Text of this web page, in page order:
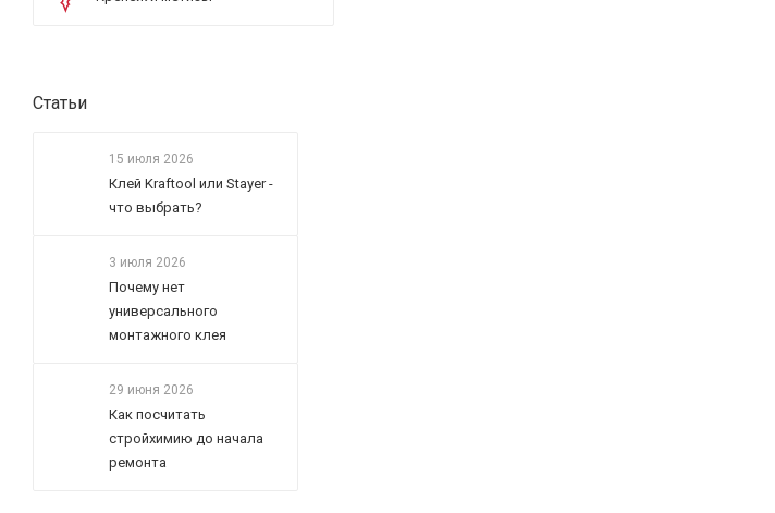
Статьи
15 июля 2026
Клей Kraftool или Stayer -
что выбрать?
3 июля 2026
Почему нет
универсального
монтажного клея
29 июня 2026
Как посчитать
стройхимию до начала
ремонта